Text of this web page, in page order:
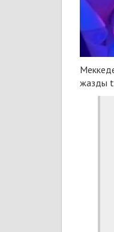
жазды